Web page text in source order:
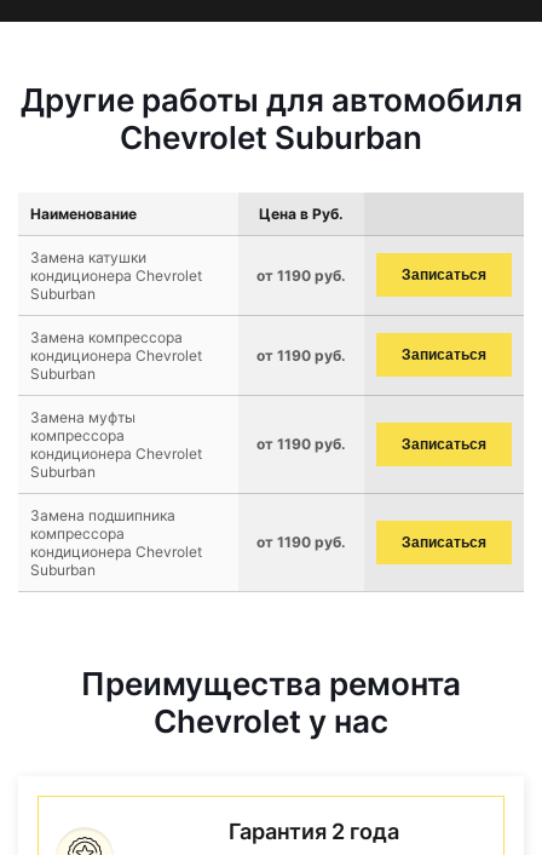
Другие работы для автомобиля
Chevrolet Suburban
Наименование Цена в Руб.
Замена катушки
кондиционера Chevrolet
Suburban
от 1190 руб. Записаться
Замена компрессора
кондиционера Chevrolet
Suburban
от 1190 руб. Записаться
Замена муфты
компрессора
кондиционера Chevrolet
Suburban
от 1190 руб. Записаться
Замена подшипника
компрессора
кондиционера Chevrolet
Suburban
от 1190 руб. Записаться
Преимущества ремонта
Chevrolet у нас
Гарантия 2 года